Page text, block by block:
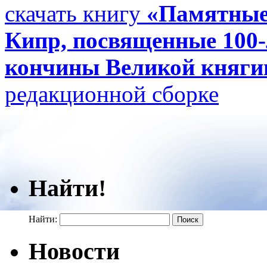
скачать книгу
Кипр, посвященные
кончины Великой
редакционной сборке
Найти!
Найти:
Новости